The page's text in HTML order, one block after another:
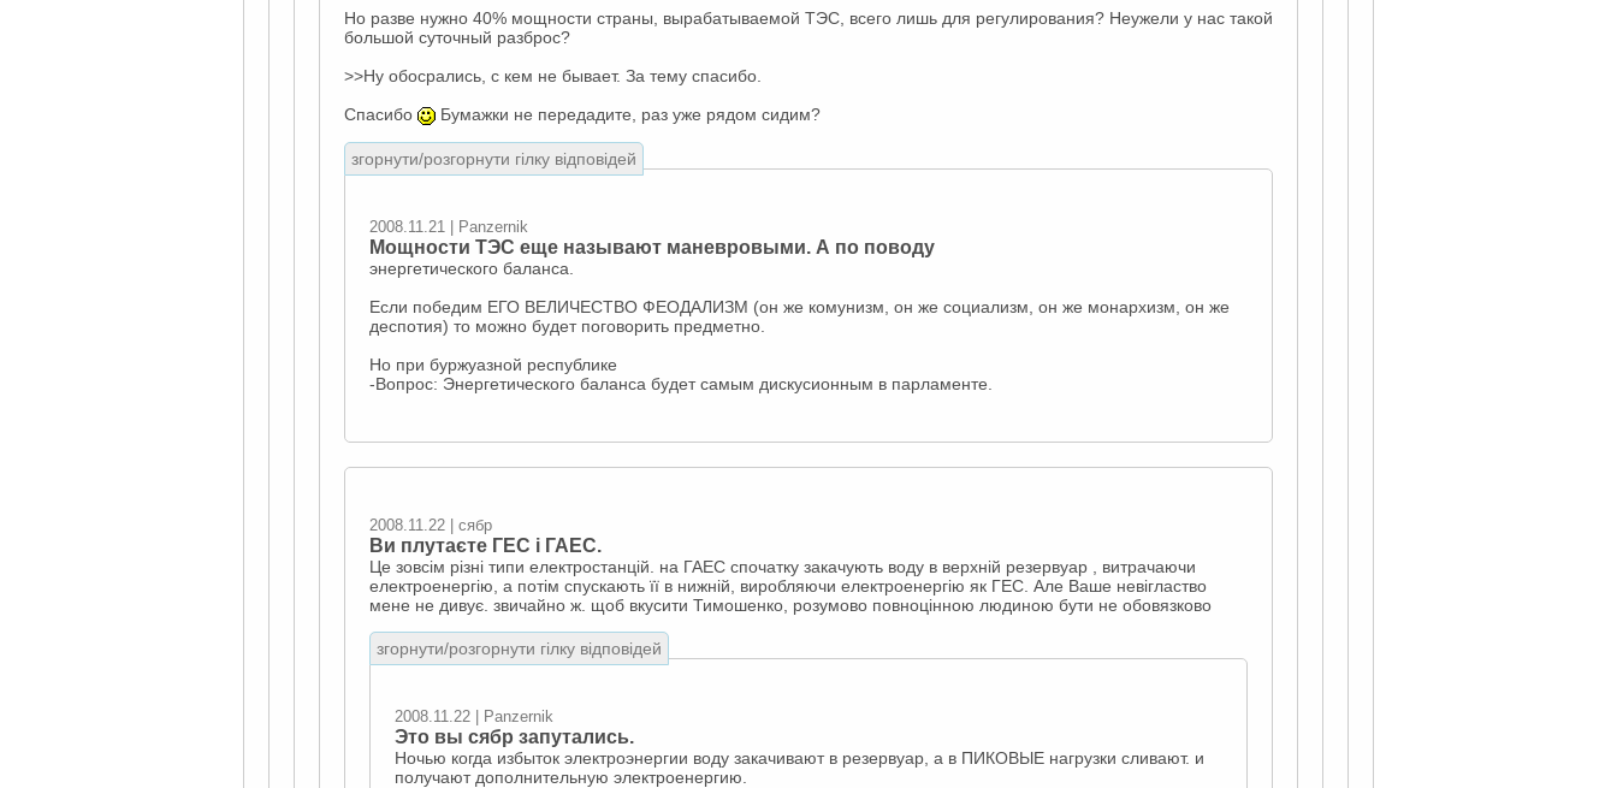
Но разве нужно 40% мощности страны, вырабатываемой ТЭС, всего лишь для регулирования? Неужели у нас такой
большой суточный разброс?
>>Ну обосрались, с кем не бывает. За тему спасибо.
Спасибо
Бумажки не передадите, раз уже рядом сидим?
згорнути/розгорнути гілку відповідей
2008.11.21 | Panzernik
Мощности ТЭС еще называют маневровыми. А по поводу
энергетического баланса.
Если победим ЕГО ВЕЛИЧЕСТВО ФЕОДАЛИЗМ (он же комунизм, он же социализм, он же монархизм, он же
деспотия) то можно будет поговорить предметно.
Но при буржуазной республике
-Вопрос: Энергетического баланса будет самым дискусионным в парламенте.
2008.11.22 | сябр
Ви плутаєте ГЕС і ГАЕС.
Це зовсім різні типи електростанцій. на ГАЕС спочатку закачують воду в верхній резервуар , витрачаючи
електроенергію, а потім спускають її в нижній, виробляючи електроенергію як ГЕС. Але Ваше невігластво
мене не дивує. звичайно ж. щоб вкусити Тимошенко, розумово повноцінною людиною бути не обовязково
згорнути/розгорнути гілку відповідей
2008.11.22 | Panzernik
Это вы сябр запутались.
Ночью когда избыток электроэнергии воду закачивают в резервуар, а в ПИКОВЫЕ нагрузки сливают. и
получают дополнительную электроенергию.